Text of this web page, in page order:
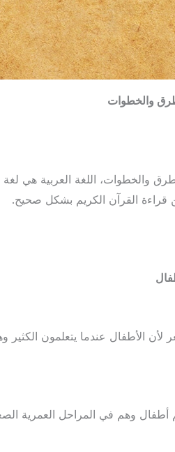
والخطوات
والخطوات، اللغة العربية هي
القرآن الكريم بشكل صحيح.
لأن الأطفال عندما يتعلمون
أطفال وهم في المراحل العمرية